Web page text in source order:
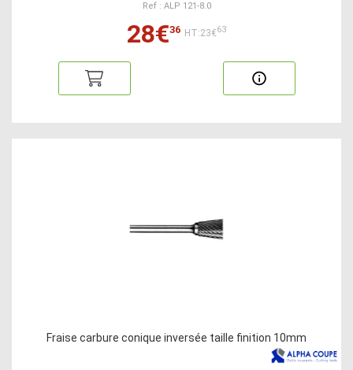
Ref : ALP 121-8.0
28€36 HT:23€63
Fraise carbure conique inversée taille finition 10mm